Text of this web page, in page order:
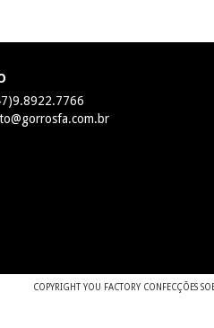
COPYRIGHT YOU FACTORY CONFECÇÕES